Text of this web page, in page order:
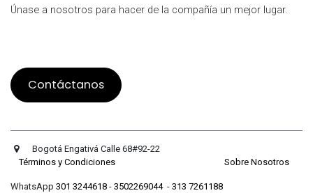
Únase a nosotros para hacer de la compañía un mejor lugar.
Contáctanos
Bogotá Engativá Calle 68#92-22
Términos y Condiciones
Sobre Nosotros
WhatsApp 301 3244618 - 3502269044- 313 7261188